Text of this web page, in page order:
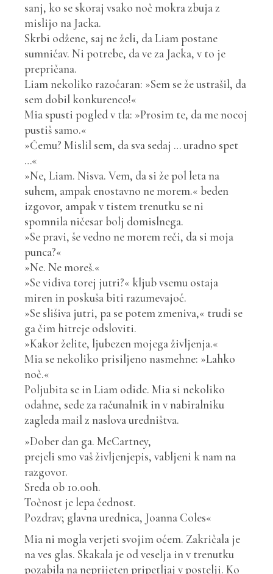
sanj, ko se skoraj vsako noč mokra zbuja z
mislijo na Jacka.
Skrbi odžene, saj ne želi, da Liam postane
sumničav. Ni potrebe, da ve za Jacka, v to je
prepričana.
Liam nekoliko razočaran: »Sem se že ustrašil, da
sem dobil konkurenco!«
Mia spusti pogled v tla: »Prosim te, da me nocoj
pustiš samo.«
»Čemu? Mislil sem, da sva sedaj … uradno spet
…«
»Ne, Liam. Nisva. Vem, da si že pol leta na
suhem, ampak enostavno ne morem.« beden
izgovor, ampak v tistem trenutku se ni
spomnila ničesar bolj domislnega.
»Se pravi, še vedno ne morem reči, da si moja
punca?«
»Ne. Ne moreš.«
»Se vidiva torej jutri?« kljub vsemu ostaja
miren in poskuša biti razumevajoč.
»Se slišiva jutri, pa se potem zmeniva,« trudi se
ga čim hitreje odsloviti.
»Kakor želite, ljubezen mojega življenja.«
Mia se nekoliko prisiljeno nasmehne: »Lahko
noč.«
Poljubita se in Liam odide. Mia si nekoliko
odahne, sede za računalnik in v nabiralniku
zagleda mail z naslova uredništva.
»Dober dan ga. McCartney,
prejeli smo vaš življenjepis, vabljeni k nam na
razgovor.
Sreda ob 10.00h.
Točnost je lepa čednost.
Pozdrav; glavna urednica, Joanna Coles«
Mia ni mogla verjeti svojim očem. Zakričala je
na ves glas. Skakala je od veselja in v trenutku
pozabila na neprijeten pripetljaj v postelji. Ko